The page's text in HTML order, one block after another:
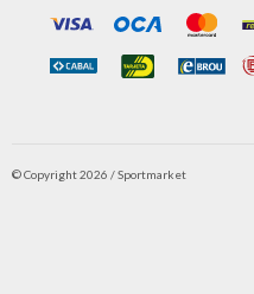
© Copyright 2026 / Sportmarket